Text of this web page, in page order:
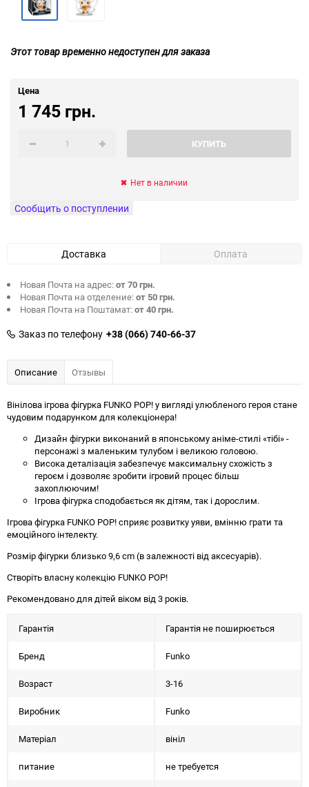
Этот товар временно недоступен для заказа
Цена
1 745 грн.
КУПИТЬ
Нет в наличии
Сообщить о поступлении
Доставка Оплата
Новая Почта на адрес:от 70 грн.
Новая Почта на отделение:от 50 грн.
Новая Почта на Поштамат:от 40 грн.
Заказ по телефону +38 (066) 740-66-37
Описание Отзывы
Вінілова ігрова фігурка FUNKO POP! у вигляді улюбленого героя стане
чудовим подарунком для колекціонера!
Дизайн фігурки виконаний в японському аніме-стилі «тібі» -
персонажі з маленьким тулубом і великою головою.
Висока деталізація забезпечує максимальну схожість з
героєм і дозволяє зробити ігровий процес більш
захоплюючим!
Ігрова фігурка сподобається як дітям, так і дорослим.
Ігрова фігурка FUNKO POP! сприяє розвитку уяви, вмінню грати та
емоційного інтелекту.
Розмір фігурки близько 9,6 cm (в залежності від аксесуарів).
Створіть власну колекцію FUNKO POP!
Рекомендовано для дітей віком від 3 років.
Гарантія Гарантія не поширюється
Бренд Funko
Возраст 3-16
Виробник Funko
Матеріал вініл
питание не требуется